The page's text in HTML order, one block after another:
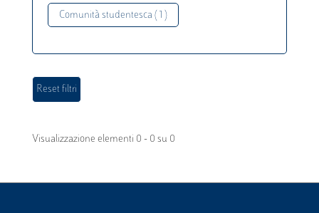
Comunità studentesca ( 1 )
Visualizzazione elementi 0 - 0 su 0